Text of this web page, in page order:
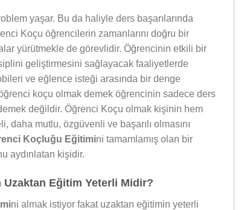
yaşar. Bu da haliyle ders başarılarında
Koçu öğrencilerin zamanlarını doğru bir
yürütmekle de görevlidir. Öğrencinin etkili bir
geliştirmesini sağlayacak faaliyetlerde
ve eğlence isteği arasında bir denge
koçu olmak demek öğrencinin sadece ders
değildir. Öğrenci Koçu olmak kişinin hem
mutlu, özgüvenli ve başarılı olmasını
Koçluğu Eğitimini tamamlamış olan bir
aydınlatan kişidir.
Eğitim Yeterli Midir?
ni almak istiyor fakat uzaktan eğitimin yeterli